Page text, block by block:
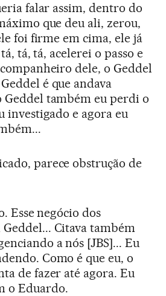
falar assim, dentro do
que deu ali, zerou,
foi firme em cima, ele já
tá, tá, acelerei o passo e
dele, o Geddel
é que andava
Geddel também eu perdi o
investigado e agora eu
parece obstrução de
Esse negócio dos
Citava também
a nós [JBS]... Eu
Como é que eu, o
de fazer até agora. Eu
o Eduardo.